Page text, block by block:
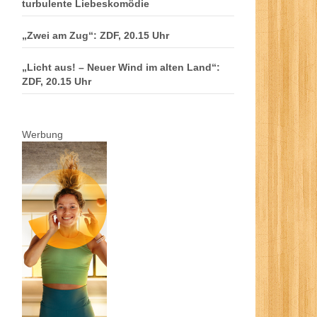
turbulente Liebeskomödie
„Zwei am Zug“: ZDF, 20.15 Uhr
„Licht aus! – Neuer Wind im alten Land“:
ZDF, 20.15 Uhr
Werbung